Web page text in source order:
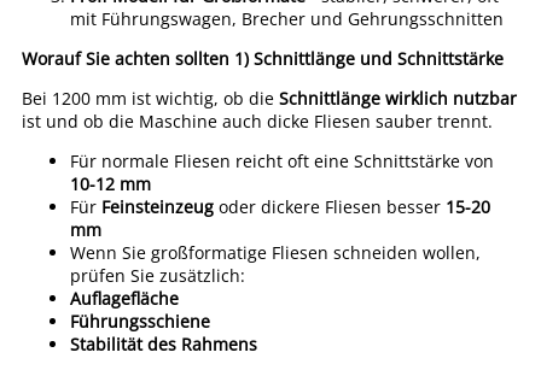
mit Führungswagen, Brecher und Gehrungsschnitten
Worauf Sie achten sollten 1) Schnittlänge und Schnittstärke
Bei 1200 mm ist wichtig, ob die Schnittlänge wirklich nutzbar
ist und ob die Maschine auch dicke Fliesen sauber trennt.
Für normale Fliesen reicht oft eine Schnittstärke von
10-12 mm
Für Feinsteinzeug oder dickere Fliesen besser 15-20
mm
Wenn Sie großformatige Fliesen schneiden wollen,
prüfen Sie zusätzlich:
Auflagefläche
Führungsschiene
Stabilität des Rahmens